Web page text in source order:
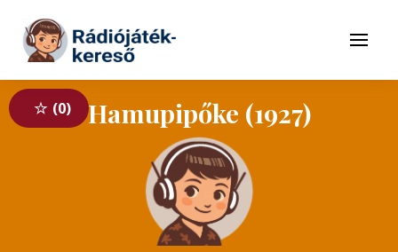
Tovább a tartalomhoz
Menü
0 Hamupipőke (1927)